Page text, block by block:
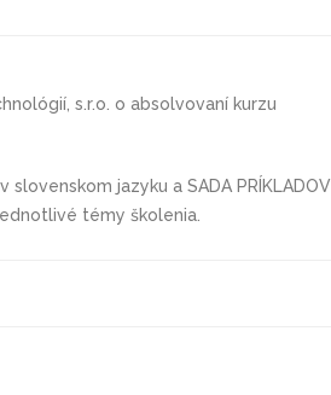
s.r.o. o absolvovaní kurzu
slovenskom jazyku a SADA PRÍKLADOV
témy školenia.